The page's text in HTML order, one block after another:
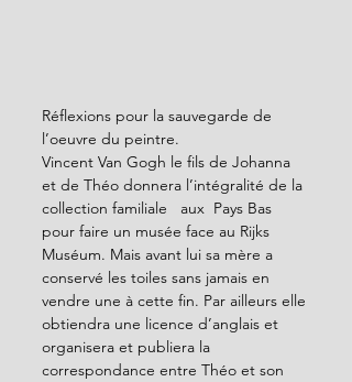
Réflexions pour la sauvegarde de
l’oeuvre du peintre.
Vincent Van Gogh le fils de Johanna
et de Théo donnera l’intégralité de la
collection familiale   aux  Pays Bas
pour faire un musée face au Rijks
Muséum. Mais avant lui sa mère a
conservé les toiles sans jamais en
vendre une à cette fin. Par ailleurs elle
obtiendra une licence d’anglais et
organisera et publiera la
correspondance entre Théo et son